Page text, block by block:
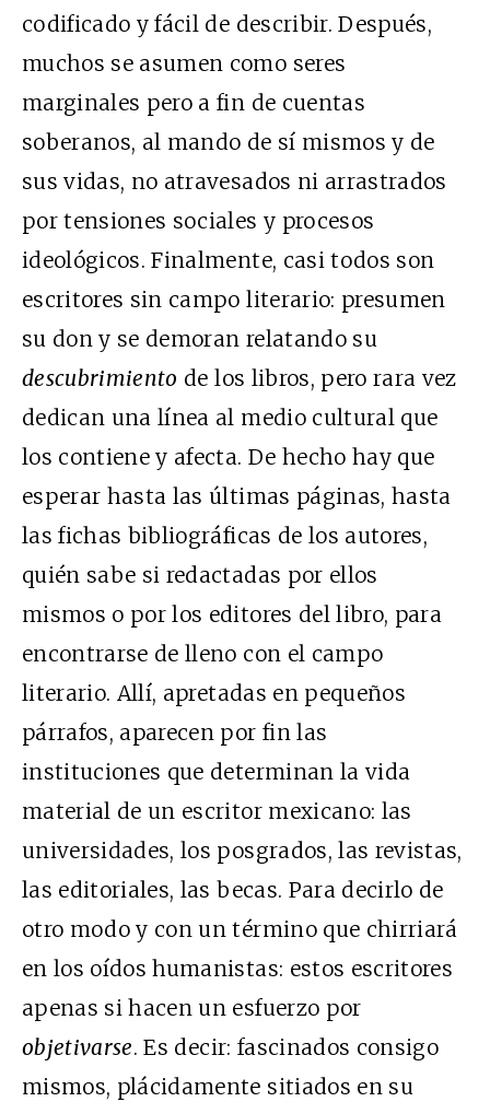
codificado y fácil de describir. Después,
muchos se asumen como seres
marginales pero a fin de cuentas
soberanos, al mando de sí mismos y de
sus vidas, no atravesados ni arrastrados
por tensiones sociales y procesos
ideológicos. Finalmente, casi todos son
escritores sin campo literario: presumen
su don y se demoran relatando su
descubrimiento de los libros, pero rara vez
dedican una línea al medio cultural que
los contiene y afecta. De hecho hay que
esperar hasta las últimas páginas, hasta
las fichas bibliográficas de los autores,
quién sabe si redactadas por ellos
mismos o por los editores del libro, para
encontrarse de lleno con el campo
literario. Allí, apretadas en pequeños
párrafos, aparecen por fin las
instituciones que determinan la vida
material de un escritor mexicano: las
universidades, los posgrados, las revistas,
las editoriales, las becas. Para decirlo de
otro modo y con un término que chirriará
en los oídos humanistas: estos escritores
apenas si hacen un esfuerzo por
objetivarse. Es decir: fascinados consigo
mismos, plácidamente sitiados en su